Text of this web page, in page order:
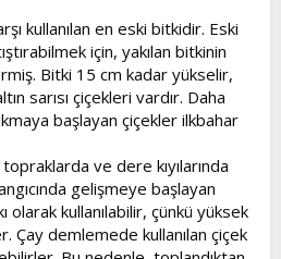
kullanılan en eski bitkidir. Eski
için, yakılan bitkinin
Bitki 15 cm kadar yükselir,
sarısı çiçekleri vardır. Daha
başlayan çiçekler ilkbahar
ve dere kıyılarında
gelişmeye başlayan
olarak kullanılabilir, çünkü yüksek
Çay demlemede kullanılan çiçek